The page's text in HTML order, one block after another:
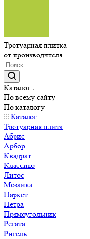
Тротуарная плитка
от производителя
Каталог
По всему сайту
По каталогу
Каталог
Тротуарная плита
Абрис
Арбор
Квадрат
Классико
Литос
Мозаика
Паркет
Петра
Прямоугольник
Регата
Ригель